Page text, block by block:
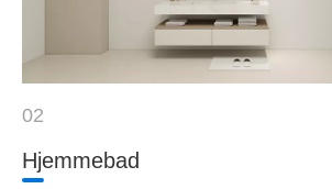
02
Hjemmebad